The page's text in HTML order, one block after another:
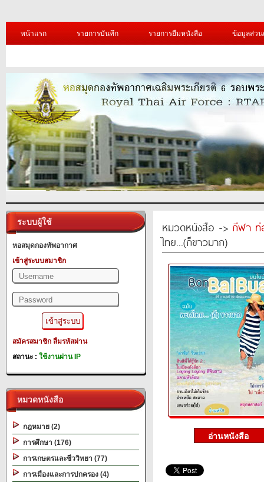
หน้าแรก รายการบันทึก รายการยืมหนังสือ ข้อมูลส่ว
ระบบผู้ใช้
หอสมุดกองทัพอากาศ
เข้าสู่ระบบสมาชิก
สมัครสมาชิก ลืมรหัสผ่าน
สถานะ : ใช้งานผ่าน IP
หมวดหนังสือ
กฎหมาย (2)
การศึกษา (176)
การเกษตรและชีววิทยา (77)
การเมืองและการปกครอง (4)
หมวดหนังสือ -> กีฬา ท่
ไทย...(ก็ขาวมาก)